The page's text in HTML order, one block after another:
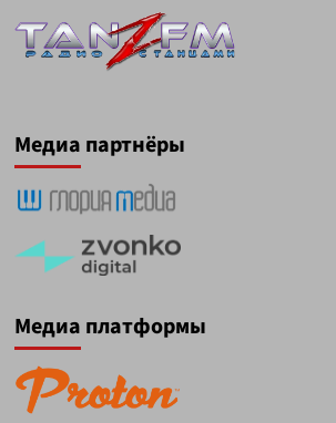
Медиа партнёры
Медиа платформы